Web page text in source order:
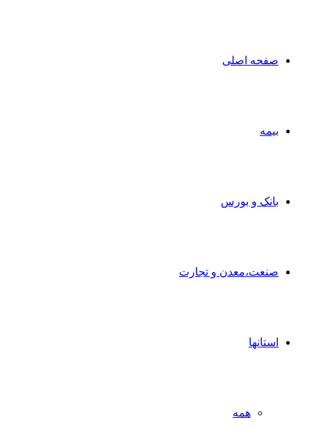
صفحه اصلی
بیمه
بانک و بورس
صنعت،معدن و تجارت
استانها
همه